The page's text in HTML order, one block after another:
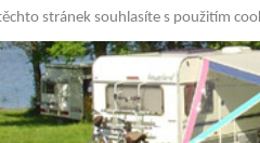
stránek souhlasíte s použitím